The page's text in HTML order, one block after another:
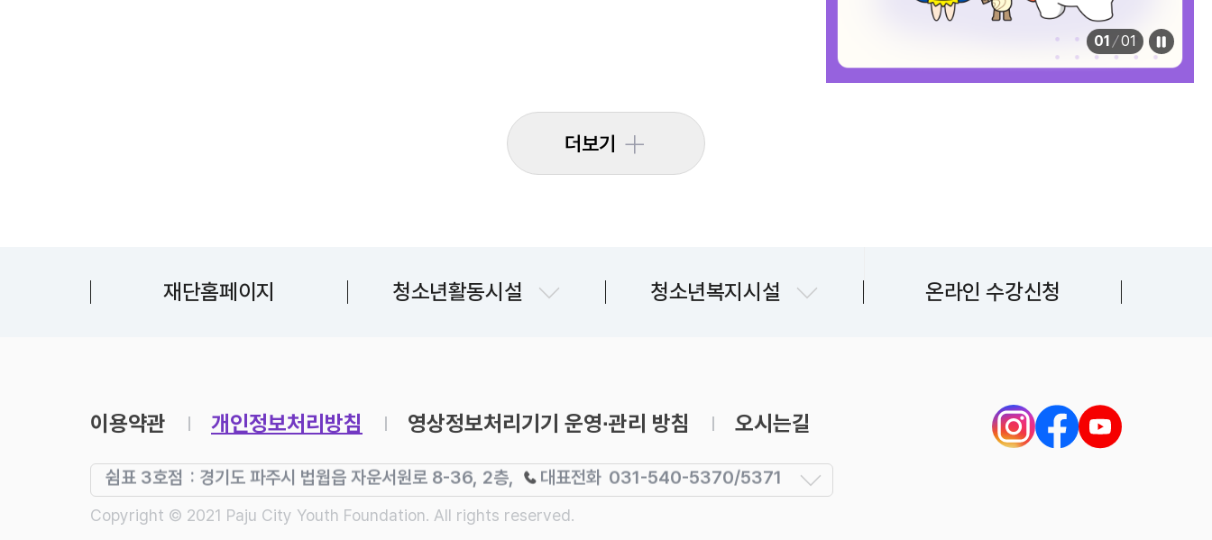
01 / 01
더보기
재단홈페이지 청소년활동시설
유스라이브러리
청소년복지시설 온라인 수강신청
이용약관 개인정보처리방침 영상정보처리기기 운영∙관리 방침 오시는길
쉼표 2호점
: 경기도 파주시 적성면 청송로 1017 3층·4층, 대표전화 031-540-5360/5362
쉼표 3호점 : 경기도 파주시 법웝읍 자운서원로 8-36, 2층, 대표전화 031-540-5370/5371
쉼표 4호점 : 경기도 파주시 하우3길 77(운정4동), 대표전화 031-540-5380/5381
쉼표 5호점 : 경기도 파주시 금정로 45, 금촌어울림센터 2층, 대표전화
쉼표 1호점 : 경기도 파주시 파주읍 술이홀로 481, 대표전화031-540-5350/5351
쉼표 3호점
: 경기도 파주시 법웝읍 자운서원로 8-36, 2층,
Copyright © 2021 Paju City Youth Foundation. All rights reserved.
쉼표 1호점
쉼표 2호점
쉼표 1호점
쉼표 2호점
쉼표 1호점
쉼표 2호점